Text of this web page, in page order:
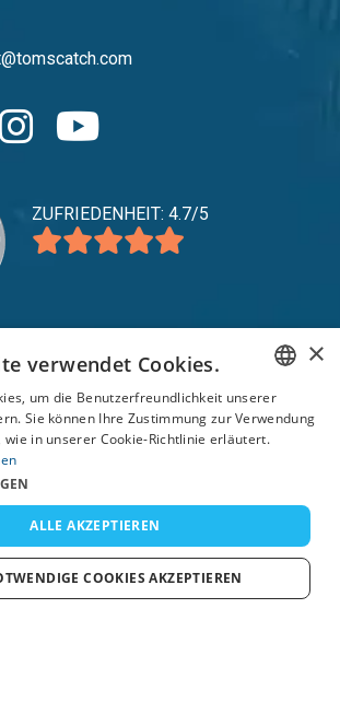
ZUFRIEDENHEIT: 4.7/5
expand_more
Sie expand_more
Charters & Guides S.L. Alle
ENGLISH
FRENCH
SPANISH
×
verwendet Cookies.
um die Benutzerfreundlichkeit unserer
Sie können Ihre Zustimmung zur Verwendung
wie in unserer Cookie-Richtlinie erläutert.
ALLE AKZEPTIEREN
COOKIES AKZEPTIEREN